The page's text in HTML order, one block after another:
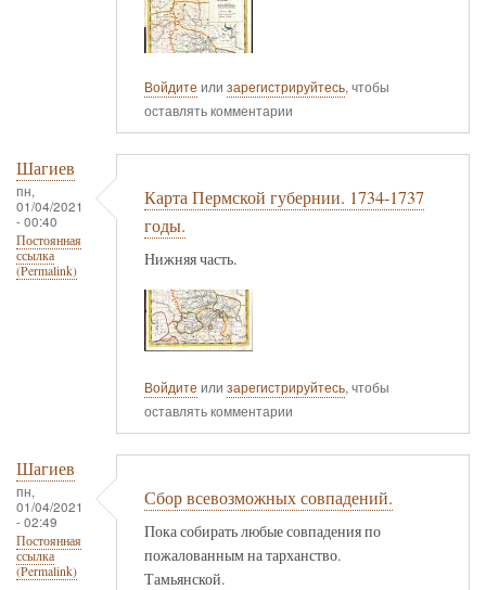
Войдите или зарегистрируйтесь, чтобы
оставлять комментарии
Шагиев
пн,
01/04/2021
- 00:40
Постоянная
ссылка
(Permalink)
Карта Пермской губернии. 1734-1737
годы.
Нижняя часть.
Войдите или зарегистрируйтесь, чтобы
оставлять комментарии
Шагиев
пн,
01/04/2021
- 02:49
Постоянная
ссылка
(Permalink)
Сбор всевозможных совпадений.
Пока собирать любые совпадения по
пожалованным на тарханство.
Тамьянской.